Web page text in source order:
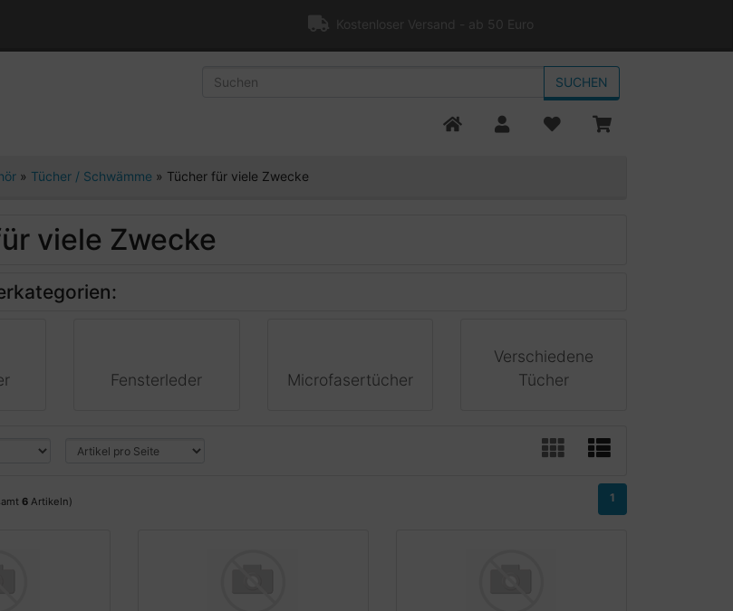
Kostenloser Versand - ab 50 Euro
SUCHEN
» Tücher / Schwämme » Tücher für viele Zwecke
viele Zwecke
Fensterleder Microfasertücher
Verschiedene
Tücher
6 Artikeln) 1